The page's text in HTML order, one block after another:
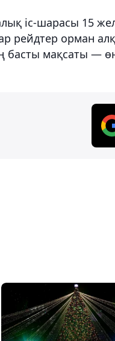
іс-шарасы 15
рейдтер орман
басты мақсаты —